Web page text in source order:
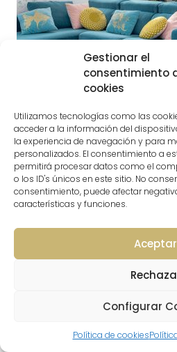
Gestionar el
consentimiento
cookies
Utilizamos tecnologías como las
acceder a la información del
la experiencia de navegación y para
personalizados. El consentimiento a
permitirá procesar datos como el
o los ID's únicos en este sitio. No
consentimiento, puede afectar
características y funciones.
Aceptar
Configurar
Política de cookies
Salón con color